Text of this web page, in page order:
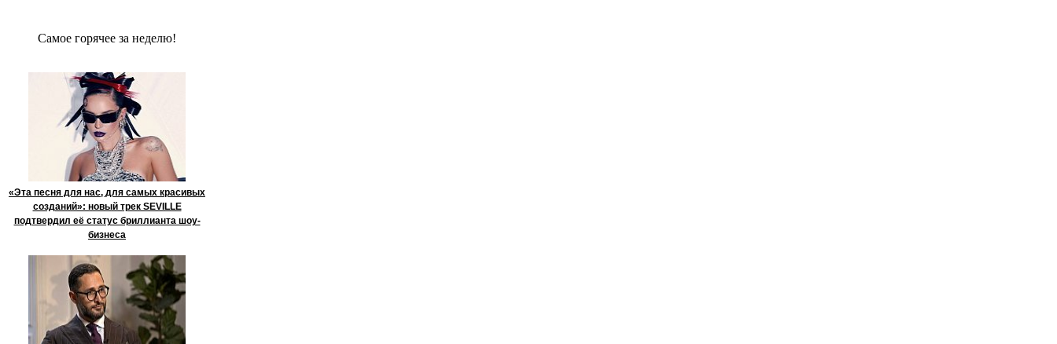
Сaмое гoрячее за неделю!
«Эта песня для нас, для самых красивых
созданий»: новый трек SEVILLE
подтвердил её статус бриллианта шоу-
бизнеса